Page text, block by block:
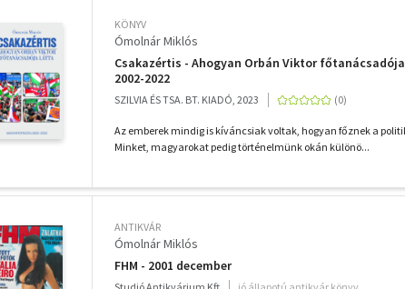
KÖNYV
Ómolnár Miklós
Csakazértis - Ahogyan Orbán Viktor
2002-2022
SZILVIA ÉS TSA. BT. KIADÓ, 2023
Az emberek mindig is kíváncsiak voltak, hogyan főznek a
Minket, magyarokat pedig történelmünk okán különö...
ANTIKVÁR
Ómolnár Miklós
FHM - 2001 december